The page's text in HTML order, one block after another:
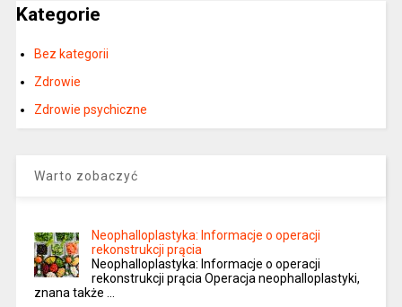
Kategorie
Bez kategorii
Zdrowie
Zdrowie psychiczne
Warto zobaczyć
Neophalloplastyka: Informacje o operacji
rekonstrukcji prącia
Neophalloplastyka: Informacje o operacji
rekonstrukcji prącia Operacja neophalloplastyki,
znana także …